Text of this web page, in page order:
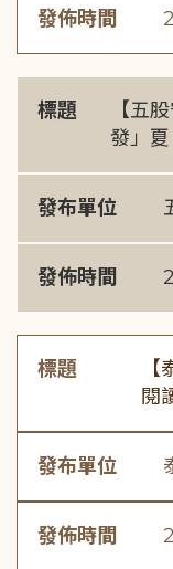
發佈時間
標題
【五
發」
發布單位
發佈時間
標題
閱
發布單位
發佈時間